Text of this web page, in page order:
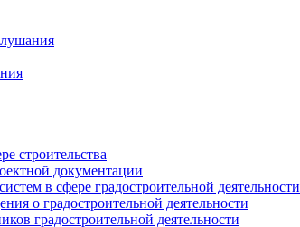
строительства
документации
в сфере градостроительной деятельности
о градостроительной деятельности
градостроительной деятельности